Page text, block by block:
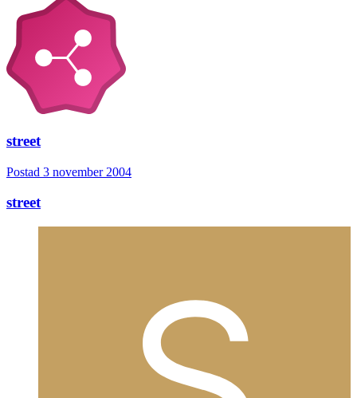
street
Postad 3 november 2004
street